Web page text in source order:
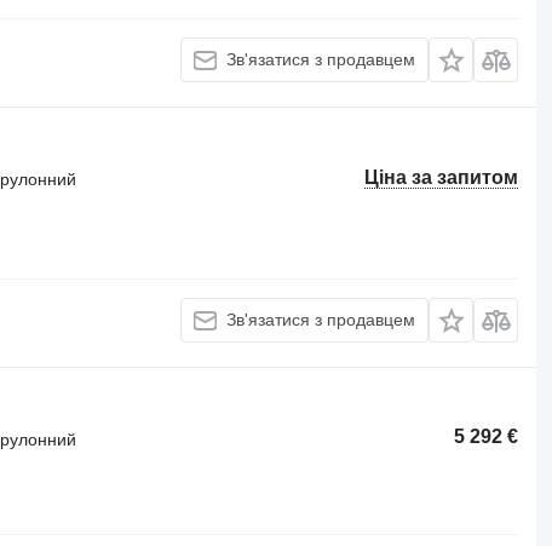
Зв'язатися з продавцем
Ціна за запитом
рулонний
Зв'язатися з продавцем
5 292 €
рулонний